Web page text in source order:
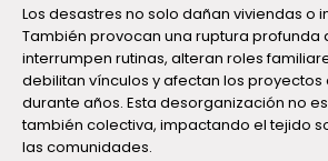
Los desastres no solo dañan viviendas o
También provocan una ruptura profunda
interrumpen rutinas, alteran roles
debilitan vínculos y afectan los
durante años. Esta desorganización no
también colectiva, impactando el tejido
las comunidades.